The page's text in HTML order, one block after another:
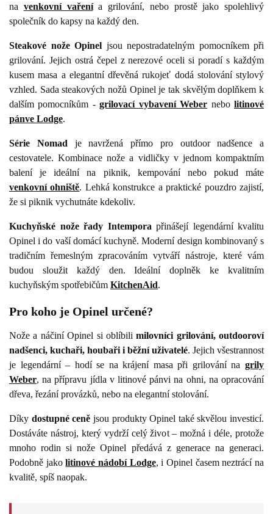
na venkovní vařenía grilování, nebo prostě jako spolehlivý
společník do kapsy na každý den.
Steakové nože Opinel jsou nepostradatelným pomocníkem při
grilování. Jejich ostrá čepel z nerezové oceli si poradí s každým
kusem masa a elegantní dřevěná rukojeť dodá stolování stylový
vzhled. Sada steakových nožů Opinel je tak skvělým doplňkem k
dalším pomocníkům -grilovací vybavení Weber nebolitinové
pánve Lodge.
Série Nomad je navržená přímo pro outdoor nadšence a
cestovatele. Kombinace nože a vidličky v jednom kompaktním
balení je ideální na piknik, kempování nebo pokud máte
venkovní ohniště. Lehká konstrukce a praktické pouzdro zajistí,
že si piknik vychutnáte kdekoliv.
Kuchyňské nože řady Intempora přinášejí legendární kvalitu
Opinel i do vaší domácí kuchyně. Moderní design kombinovaný s
tradičním řemeslným zpracováním vytváří nástroje, které vám
budou sloužit každý den. Ideální doplněk ke kvalitním
kuchyňským spotřebičům KitchenAid.
Pro koho je Opinel určené?
Nože a náčiní Opinel si oblíbilimilovníci grilování, outdooroví
nadšenci, kuchaři, houbaři i běžní uživatelé. Jejich všestrannost
je legendární – hodí se na krájení masa při grilování na grily
Weber, na přípravu jídla v litinové pánvi na ohni, na opracování
dřeva, řezání provázků, nebo na elegantní stolování.
Díky dostupné ceně jsou produkty Opinel také skvělou investicí.
Dostáváte nástroj, který vydrží celý život – možná i déle, protože
mnoho rodin si nože Opinel předává z generace na generaci.
Podobně jakolitinové nádobí Lodge, i Opinel časem neztrácí na
kvalitě, spíš naopak.